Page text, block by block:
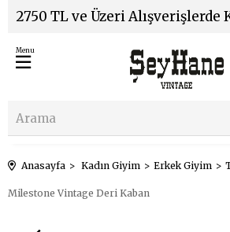
2750 TL ve Üzeri Alışverişlerde
Menu
Anasayfa Kadın Giyim Erkek Giyim
Milestone Vintage Deri Kaban